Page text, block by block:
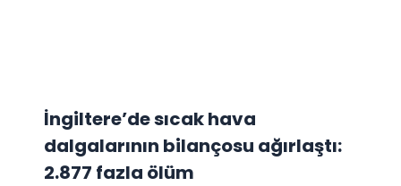
İngiltere’de sıcak hava
dalgalarının bilançosu ağırlaştı:
2.877 fazla ölüm